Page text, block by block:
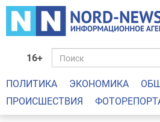
16+
ПОЛИТИКА ЭКОНОМИКА
ПРОИСШЕСТВИЯ